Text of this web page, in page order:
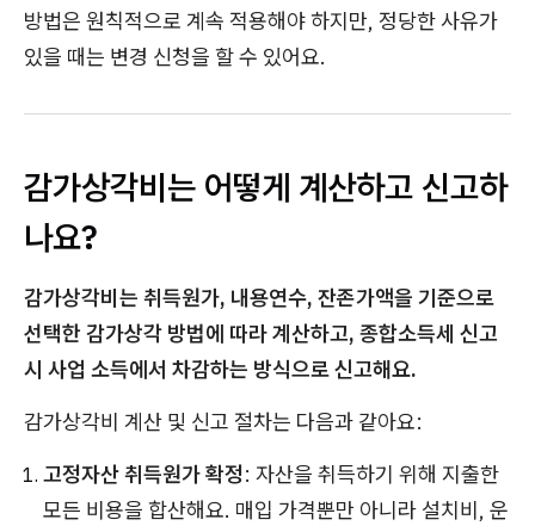
방법은 원칙적으로 계속 적용해야 하지만, 정당한 사유가
있을 때는 변경 신청을 할 수 있어요.
감가상각비는 어떻게 계산하고 신고하
나요?
감가상각비는 취득원가, 내용연수, 잔존가액을 기준으로
선택한 감가상각 방법에 따라 계산하고, 종합소득세 신고
시 사업 소득에서 차감하는 방식으로 신고해요.
감가상각비 계산 및 신고 절차는 다음과 같아요:
고정자산 취득원가 확정: 자산을 취득하기 위해 지출한
모든 비용을 합산해요. 매입 가격뿐만 아니라 설치비, 운